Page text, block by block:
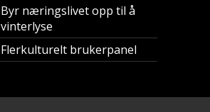
Byr næringslivet opp til å
vinterlyse
Flerkulturelt brukerpanel